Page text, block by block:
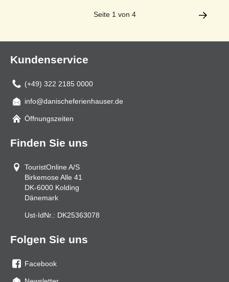
Seite 1 von 4
Kundenservice
(+49) 322 2185 0000
Mail
info@danischeferienhauser.de
Öffnungszeiten
Finden Sie uns
TouristOnline A/S
Birkemose Alle 41
DK-6000 Kolding
Dänemark
Ust-IdNr.: DK25363078
Folgen Sie uns
Sie
Facebook